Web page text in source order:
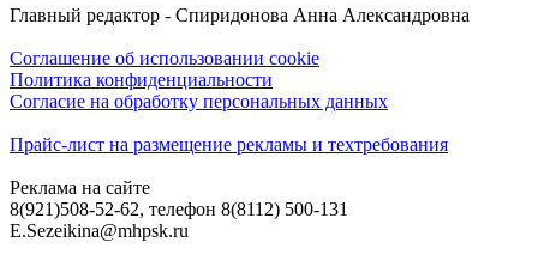
Главный редактор - Спиридонова Анна Александровна
Соглашение об использовании cookie
Политика конфиденциальности
Согласие на обработку персональных данных
Прайс-лист на размещение рекламы и техтребования
Реклама на сайте
8(921)508-52-62, телефон 8(8112) 500-131
E.Sezeikina@mhpsk.ru